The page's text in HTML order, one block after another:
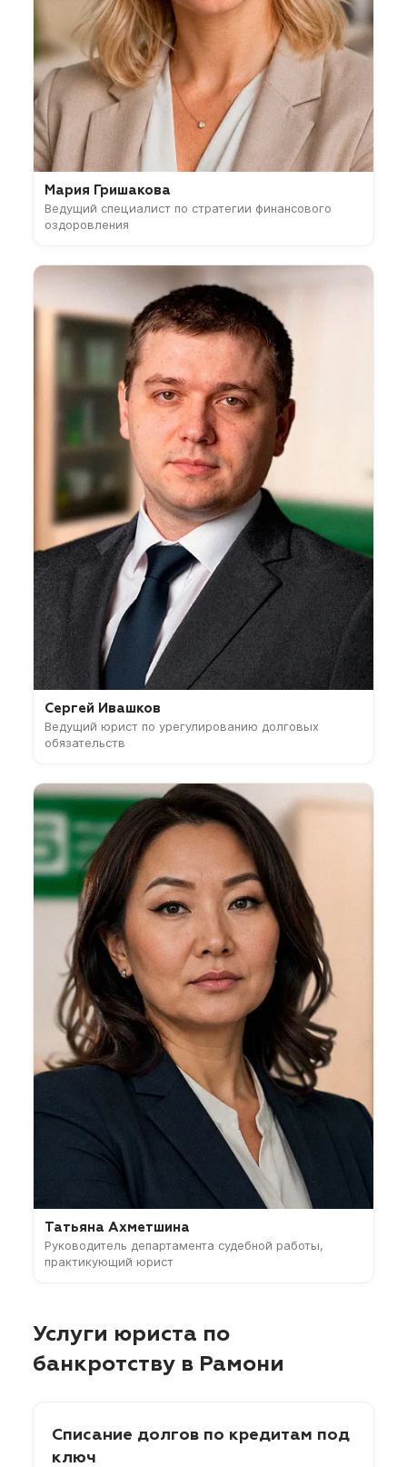
Мария Гришакова
Ведущий специалист по стратегии финансового
оздоровления
Сергей Ивашков
Ведущий юрист по урегулированию долговых
обязательств
Татьяна Ахметшина
Руководитель департамента судебной работы,
практикующий юрист
Услуги юриста по
банкротству в Рамони
Списание долгов по кредитам под
ключ